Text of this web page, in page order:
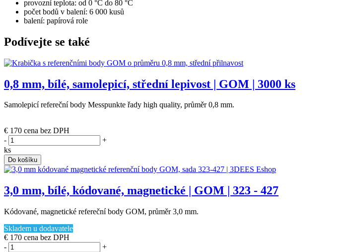
provozní teplota: od 0 °C do 80 °C
počet bodů v balení: 6 000 kusů
balení: papírová role
Podívejte se také
0,8 mm, bílé, samolepicí, střední lepivost | GOM | 3000 ks
Samolepicí refereční body Messpunkte řady high quality, průměr 0,8 mm.
€ 170 cena bez DPH
-
+
ks
Do košíku
3,0 mm, bílé, kódované, magnetické | GOM | 323 - 427
Kódované, magnetické refereční body GOM, průměr 3,0 mm.
Skladem u dodavatele
€ 170 cena bez DPH
-
+